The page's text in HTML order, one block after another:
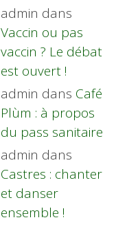
admin dans
Vaccin ou pas
vaccin ? Le débat
est ouvert !
admin dans Café
Plùm : à propos
du pass sanitaire
admin dans
Castres : chanter
et danser
ensemble !